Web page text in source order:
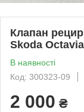
Клапан
Skoda
В наявності
Код: 300323-09
2 000 ₴